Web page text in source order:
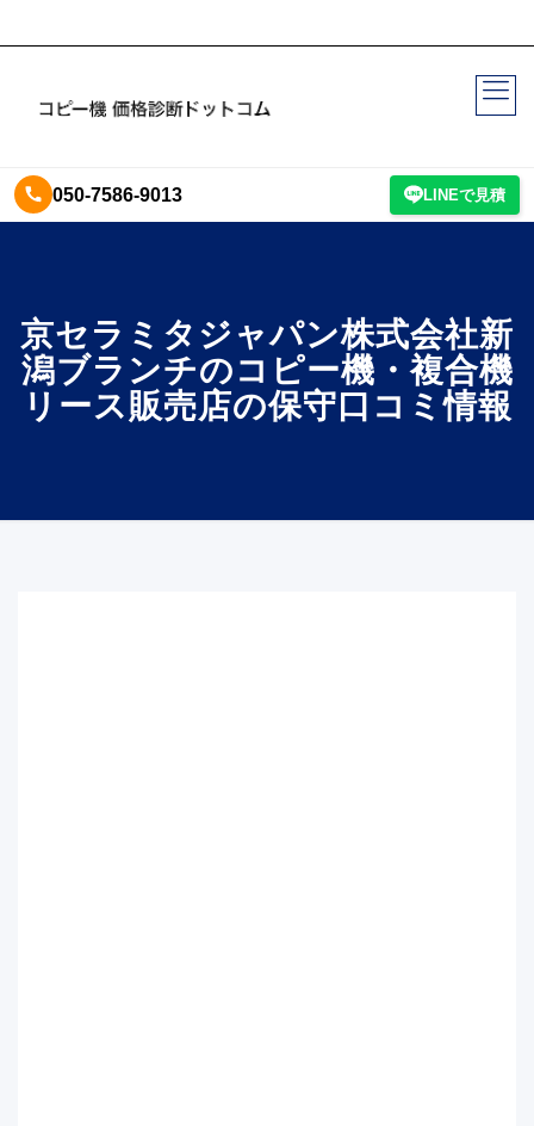
050-7586-9013 LINEで見積
京セラミタジャパン株式会社新
潟ブランチのコピー機・複合機
リース販売店の保守口コミ情報